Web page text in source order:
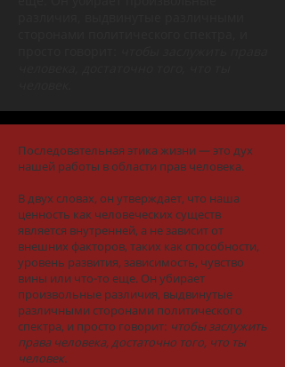
Последовательная этика жизни — это дух
нашей работы в области прав человека.
В двух словах, он утверждает, что наша
ценность как человеческих существ
является внутренней, а не зависит от
внешних факторов, таких как способности,
уровень развития, зависимость, чувство
вины или что-то еще. Он убирает
произвольные различия, выдвинутые
различными сторонами политического
спектра, и просто говорит: чтобы заслужить
права человека, достаточно того, что ты
человек.